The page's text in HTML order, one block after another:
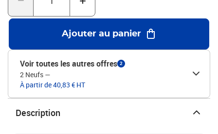
blancMatériau : tissu (100 % polyester), ferDimensions totales :
200 x 200 cm (l x H)Dimensions de chaque panneau : 36,5 x 155
Ajouter au panier
Voir toutes les autres offres 2
2 Neufs —
À partir de 40,83 € HT
Description